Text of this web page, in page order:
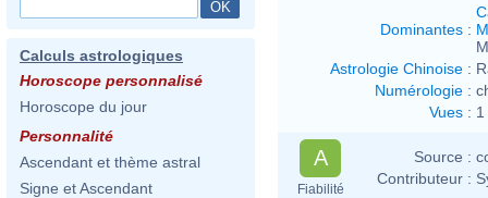
Calculs astrologiques
Horoscope personnalisé
Horoscope du jour
Personnalité
Ascendant et thème astral
Signe et Ascendant
Dominantes :
Astrologie Chinoise :
Numérologie :
Vues :
A
Fiabilité
Source :
Contributeur :